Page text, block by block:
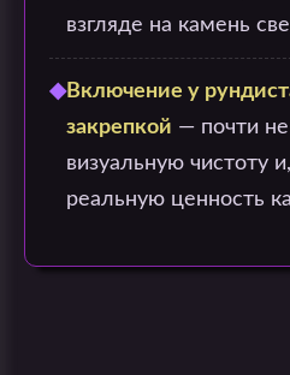
взгляде на камень
◆Включение у
закрепкой — почти
визуальную чистоту
реальную ценность